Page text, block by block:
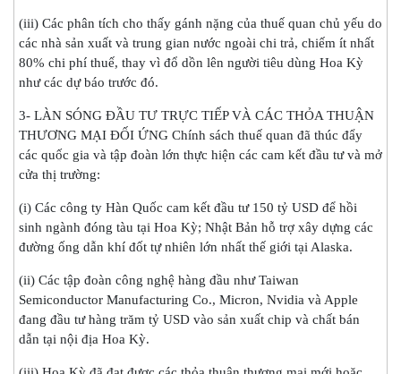
(iii) Các phân tích cho thấy gánh nặng của thuế quan chủ yếu do
các nhà sản xuất và trung gian nước ngoài chi trả, chiếm ít nhất
80% chi phí thuế, thay vì đổ dồn lên người tiêu dùng Hoa Kỳ
như các dự báo trước đó.
3- LÀN SÓNG ĐẦU TƯ TRỰC TIẾP VÀ CÁC THỎA THUẬN
THƯƠNG MẠI ĐỐI ỨNG Chính sách thuế quan đã thúc đẩy
các quốc gia và tập đoàn lớn thực hiện các cam kết đầu tư và mở
cửa thị trường:
(i) Các công ty Hàn Quốc cam kết đầu tư 150 tỷ USD để hồi
sinh ngành đóng tàu tại Hoa Kỳ; Nhật Bản hỗ trợ xây dựng các
đường ống dẫn khí đốt tự nhiên lớn nhất thế giới tại Alaska.
(ii) Các tập đoàn công nghệ hàng đầu như Taiwan
Semiconductor Manufacturing Co., Micron, Nvidia và Apple
đang đầu tư hàng trăm tỷ USD vào sản xuất chip và chất bán
dẫn tại nội địa Hoa Kỳ.